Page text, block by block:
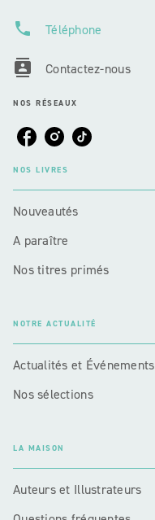
phone Téléphone
contacts Contactez-nous
NOS RÉSEAUX
NOS LIVRES
Nouveautés
A paraître
Nos titres primés
NOTRE ACTUALITÉ
Actualités et Événements
Nos sélections
LA MAISON
Auteurs et Illustrateurs